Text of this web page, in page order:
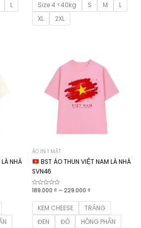
L
Size 4 <40kg
S M
L
XL
2XL
NHÀ
₫
ÁO IN 1 MẶT
BST ÁO THUN VIỆT NAM LÀ NHÀ
SVN46
Được
hạng
sao
189.000 ₫ – 229.000 ₫
từ
189.000 ₫
đến
229.000 ₫
KEM CHEESE
TRẮNG
ĐEN
ĐỎ HỒNG PHẤN